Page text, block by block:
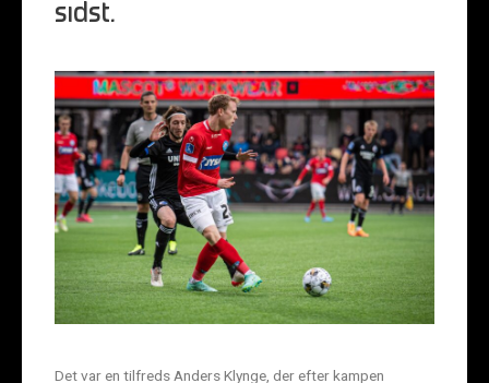
sidst.
Det var en tilfreds Anders Klynge, der efter kampen